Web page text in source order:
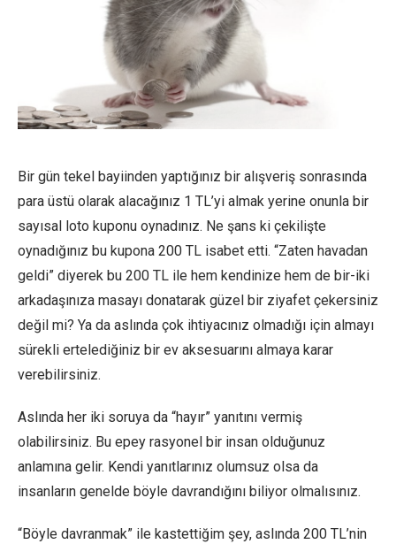
Bir gün tekel bayiinden yaptığınız bir alışveriş sonrasında
para üstü olarak alacağınız 1 TL’yi almak yerine onunla bir
sayısal loto kuponu oynadınız. Ne şans ki çekilişte
oynadığınız bu kupona 200 TL isabet etti. “Zaten havadan
geldi” diyerek bu 200 TL ile hem kendinize hem de bir-iki
arkadaşınıza masayı donatarak güzel bir ziyafet çekersiniz
değil mi? Ya da aslında çok ihtiyacınız olmadığı için almayı
sürekli ertelediğiniz bir ev aksesuarını almaya karar
verebilirsiniz.
Aslında her iki soruya da “hayır” yanıtını vermiş
olabilirsiniz. Bu epey rasyonel bir insan olduğunuz
anlamına gelir. Kendi yanıtlarınız olumsuz olsa da
insanların genelde böyle davrandığını biliyor olmalısınız.
“Böyle davranmak” ile kastettiğim şey, aslında 200 TL’nin